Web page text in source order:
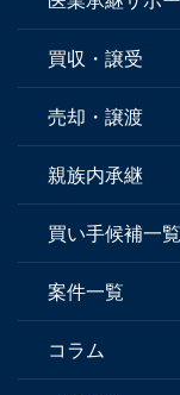
買収・譲受
売却・譲渡
親族内承継
買い手候補一覧
案件一覧
コラム